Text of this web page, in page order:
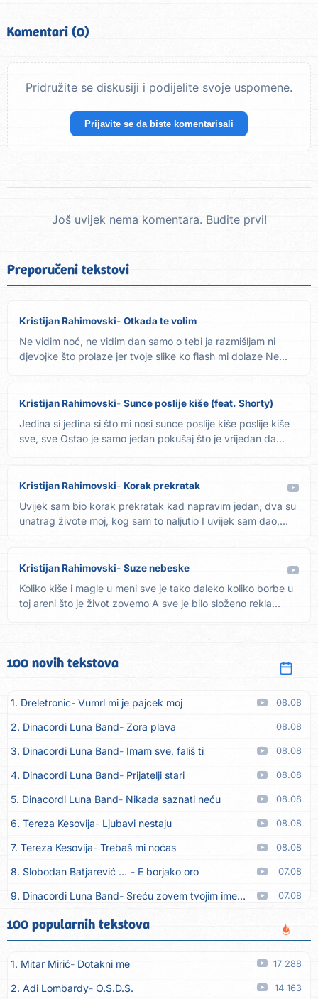
Komentari (0)
Pridružite se diskusiji i podijelite svoje uspomene.
Prijavite se da biste komentarisali
Još uvijek nema komentara. Budite prvi!
Preporučeni tekstovi
Kristijan Rahimovski Otkada te volim
Ne vidim noć, ne vidim dan samo o tebi ja razmišljam ni
djevojke što prolaze jer tvoje slike ko flash mi dolaze Ne...
Kristijan Rahimovski Sunce poslije kiše (feat. Shorty)
Jedina si jedina si što mi nosi sunce poslije kiše poslije kiše
sve, sve Ostao je samo jedan pokušaj što je vrijedan da...
Kristijan Rahimovski Korak prekratak
Uvijek sam bio korak prekratak kad napravim jedan, dva su
unatrag živote moj, kog sam to naljutio I uvijek sam dao,...
Kristijan Rahimovski Suze nebeske
Koliko kiše i magle u meni sve je tako daleko koliko borbe u
toj areni što je život zovemo A sve je bilo složeno rekla...
100 novih tekstova
1. Dreletronic Vumrl mi je pajcek moj 08.08
2. Dinacordi Luna Band Zora plava 08.08
3. Dinacordi Luna Band Imam sve, fališ ti 08.08
4. Dinacordi Luna Band Prijatelji stari 08.08
5. Dinacordi Luna Band Nikada saznati neću 08.08
6. Tereza Kesovija Ljubavi nestaju 08.08
7. Tereza Kesovija Trebaš mi noćas 08.08
8. Slobodan Batjarević Čobe E borjako oro 07.08
9. Dinacordi Luna Band Sreću zovem tvojim imenom (feat. Kristina Smetko) 07.08
10. Dinacordi Luna Band Tamburaši (feat. Kristina Smetko)
11. Dinacordi Luna Band Tvoja šutnja (feat. Kristina Smetko) 07.08
12. Tamara Brusić Neću kuhat´, neću prat´ 07.08
13. Grupa TNT Rijeka Via Roma, nikad doma 07.08
100 popularnih tekstova
1. Mitar Mirić Dotakni me 17 288
2. Adi Lombardy O.S.D.S. 14 163